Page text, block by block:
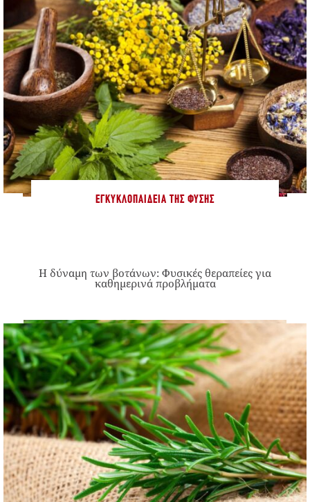
ΕΓΚΥΚΛΟΠΑΊΔΕΙΑ ΤΗΣ ΦΎΣΗΣ
Η δύναμη των βοτάνων: Φυσικές θεραπείες για
καθημερινά προβλήματα